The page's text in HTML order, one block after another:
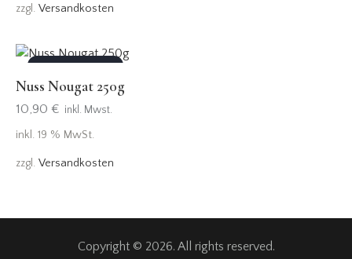
zzgl. Versandkosten
OUT OF STOCK
Nuss Nougat 250g
10,90 € inkl. Mwst.
inkl. 19 % MwSt.
zzgl. Versandkosten
Copyright © 2026. All rights reserved.